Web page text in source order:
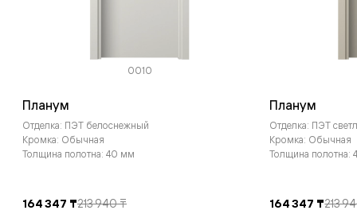
0010
Планум
Отделка: ПЭТ белоснежный
Кромка: Обычная
Толщина полотна: 40 мм
164 347 ₸213 940 ₸
Планум
Отделка: ПЭТ
Кромка: Обычная
Толщина полотна:
164 347 ₸213